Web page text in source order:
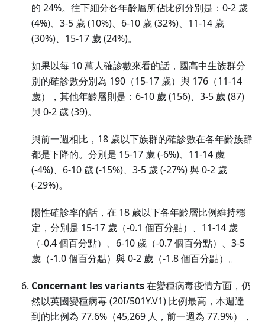
的 24%。往下細分各年齡層所佔比例分別是：0-2 歲
(4%)、3-5 歲 (10%)、6-10 歲 (32%)、11-14 歲
(30%)、15-17 歲 (24%)。
如果以每 10 萬人確診數來看的話，國高中生族群分
別的確診數分別為 190（15-17 歲）與 176（11-14
歲），其他年齡層則是：6-10 歲 (156)、3-5 歲 (87)
與 0-2 歲 (39)。
與前一週相比，18 歲以下族群的確診數在各年齡族群
都是下降的。分別是 15-17 歲 (-6%)、11-14 歲
(-4%)、6-10 歲 (-15%)、3-5 歲 (-27%) 與 0-2 歲
(-29%)。
陽性確診率的話，在 18 歲以下各年齡層比例維持穩
定，分別是 15-17 歲（-0.1 個百分點）、11-14 歲
（-0.4 個百分點）、6-10 歲（-0.7 個百分點）、3-5
歲（-1.0 個百分點）與 0-2 歲（-1.8 個百分點）。
Concernant les variants在變種病毒疫情方面，仍
然以英國變種病毒 (20I/501Y.V1) 比例最高，本週達
到的比例為 77.6%（45,269 人，前一週為 77.9%），